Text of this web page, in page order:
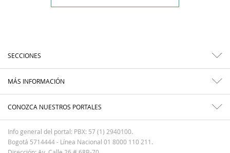
SECCIONES
MÁS INFORMACIÓN
CONOZCA NUESTROS PORTALES
Info general del portal: PBX: 57 (1) 2940100.
Bogotá 5714444 - Línea Nacional 01 8000 110 211.